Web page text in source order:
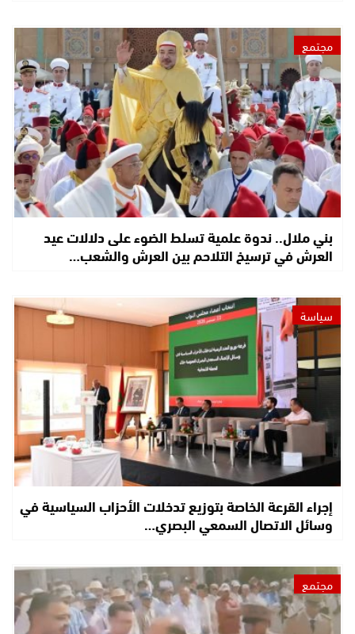
مجتمع
بني ملال.. ندوة علمية تسلط الضوء على دلالات عيد
العرش في ترسيخ التلاحم بين العرش والشعب…
سياسة
إجراء القرعة الخاصة بتوزيع تدخلات الأحزاب السياسية في
وسائل الاتصال السمعي البصري…
مجتمع